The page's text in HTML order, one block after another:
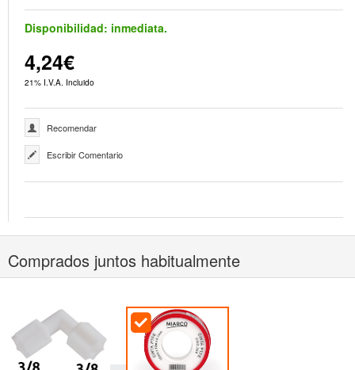
Disponibilidad: inmediata.
4,24€
21% I.V.A. Incluido
Recomendar
Escribir Comentario
Comprados juntos habitualmente